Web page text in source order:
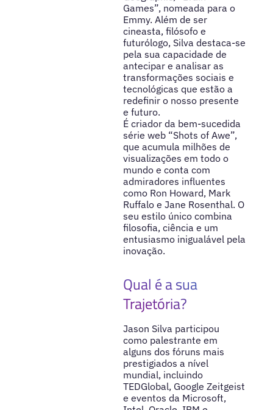
Games”, nomeada para o
Emmy. Além de ser
cineasta, filósofo e
futurólogo, Silva destaca-se
pela sua capacidade de
antecipar e analisar as
transformações sociais e
tecnológicas que estão a
redefinir o nosso presente
e futuro.
É criador da bem-sucedida
série web “Shots of Awe”,
que acumula milhões de
visualizações em todo o
mundo e conta com
admiradores influentes
como Ron Howard, Mark
Ruffalo e Jane Rosenthal. O
seu estilo único combina
filosofia, ciência e um
entusiasmo inigualável pela
inovação.
Qual é a sua
Trajetória?
Jason Silva participou
como palestrante em
alguns dos fóruns mais
prestigiados a nível
mundial, incluindo
TEDGlobal, Google Zeitgeist
e eventos da Microsoft,